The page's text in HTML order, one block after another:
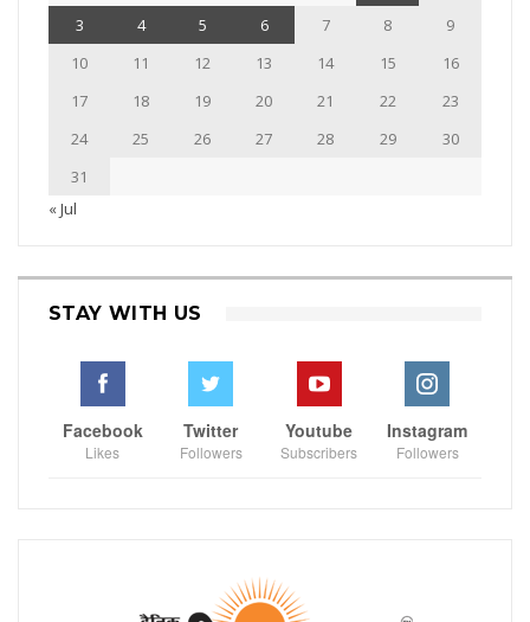
3
4 5 6 7 8
9
10
11 12 13 14 15
16
17
18 19 20 21 22
23
24
25 26 27 28 29
30
31
« Jul
STAY WITH US
Facebook
Likes
Twitter
Followers
Youtube
Subscribers
Instagram
Followers